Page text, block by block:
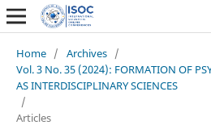
Home / Archives /
Vol. 3 No. 35 (2024): FORMATION OF
AS INTERDISCIPLINARY SCIENCES
/
Articles